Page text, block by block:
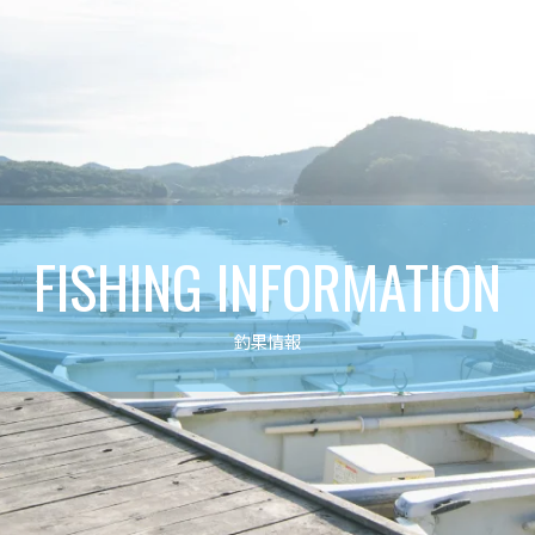
FISHING INFORMATION
釣果情報